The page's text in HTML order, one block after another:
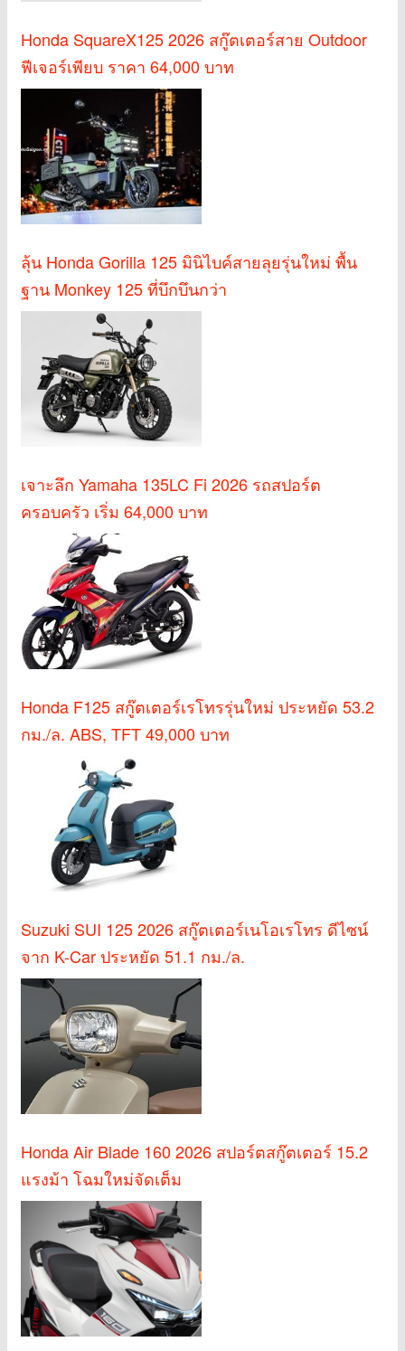
Honda SquareX125 2026 สกู๊ตเตอร์สาย Outdoor
ฟีเจอร์เพียบ ราคา 64,000 บาท
ลุ้น Honda Gorilla 125 มินิไบค์สายลุยรุ่นใหม่ พื้น
ฐาน Monkey 125 ที่บึกบึนกว่า
เจาะลึก Yamaha 135LC Fi 2026 รถสปอร์ต
ครอบครัว เริ่ม 64,000 บาท
Honda F125 สกู๊ตเตอร์เรโทรรุ่นใหม่ ประหยัด 53.2
กม./ล. ABS, TFT 49,000 บาท
Suzuki SUI 125 2026 สกู๊ตเตอร์เนโอเรโทร ดีไซน์
จาก K-Car ประหยัด 51.1 กม./ล.
Honda Air Blade 160 2026 สปอร์ตสกู๊ตเตอร์ 15.2
แรงม้า โฉมใหม่จัดเต็ม